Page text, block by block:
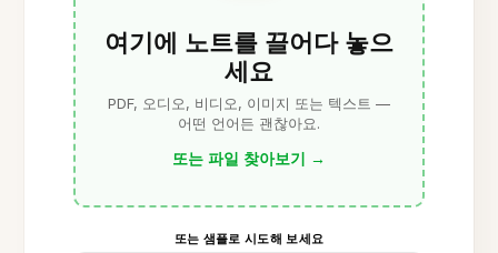
여기에 노트를 끌어다 놓으
세요
PDF, 오디오, 비디오, 이미지 또는 텍스트 —
어떤 언어든 괜찮아요.
또는 파일 찾아보기 →
또는 샘플로 시도해 보세요